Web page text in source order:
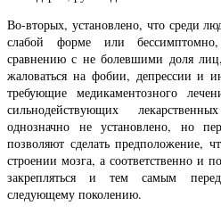
Во-вторых, установлено, что среди
слабой форме или
сравнению с не болевшими доля
жаловаться на фобии, депрессии и
требующие медикаментозного
сильнодействующих
однозначно не установлено, но
позволяют сделать предположение,
строении мозга, а соответственно и
закрепляться и тем самым
следующему поколению.